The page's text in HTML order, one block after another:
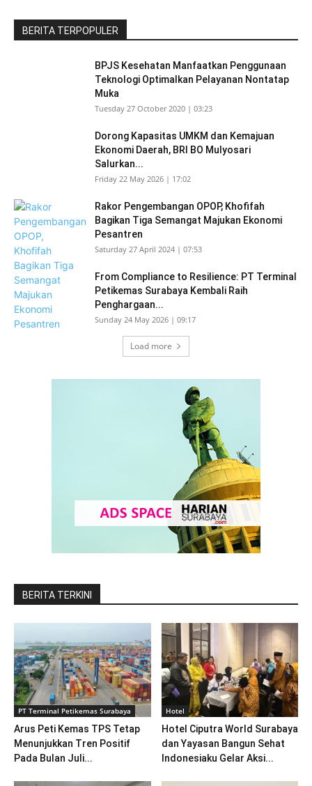
BERITA TERPOPULER
BPJS Kesehatan Manfaatkan Penggunaan
Teknologi Optimalkan Pelayanan Nontatap
Muka
Tuesday 27 October 2020 | 03:23
Dorong Kapasitas UMKM dan Kemajuan
Ekonomi Daerah, BRI BO Mulyosari
Salurkan...
Friday 22 May 2026 | 17:02
Rakor Pengembangan OPOP, Khofifah
Bagikan Tiga Semangat Majukan Ekonomi
Pesantren
Saturday 27 April 2024 | 07:53
From Compliance to Resilience: PT Terminal
Petikemas Surabaya Kembali Raih
Penghargaan...
Sunday 24 May 2026 | 09:17
Load more
BERITA TERKINI
PT Terminal Petikemas Surabaya
Arus Peti Kemas TPS Tetap
Menunjukkan Tren Positif
Pada Bulan Juli...
Hotel
Hotel Ciputra World Surabaya
dan Yayasan Bangun Sehat
Indonesiaku Gelar Aksi...